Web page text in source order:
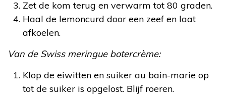
Zet de kom terug en verwarm tot 80 graden.
Haal de lemoncurd door een zeef en laat
afkoelen.
Van de Swiss meringue botercrème:
Klop de eiwitten en suiker au bain-marie op
tot de suiker is opgelost. Blijf roeren.